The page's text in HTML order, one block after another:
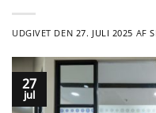
UDGIVET DEN 27. JULI 2025 AF
27
jul